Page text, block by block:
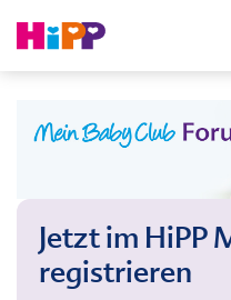
Jetzt im HiPP
registrieren